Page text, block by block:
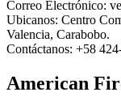
Correo Electrónico:
Ubicanos: Centro
Valencia, Carabobo.
Contáctanos: +58
American